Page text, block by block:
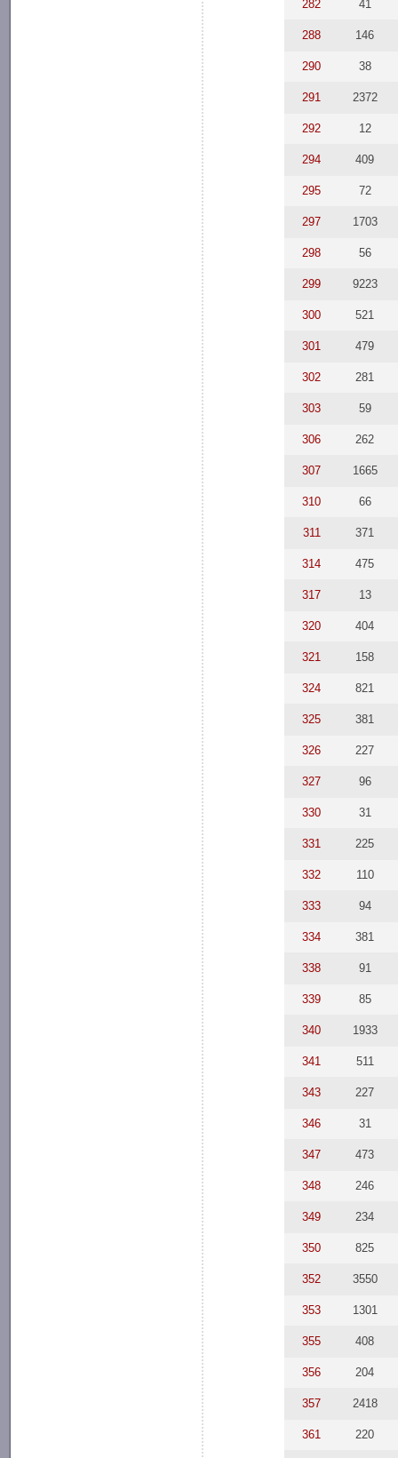
282 41
288 146
290 38
291 2372
292 12
294 409
295 72
297 1703
298 56
299 9223
300 521
301 479
302 281
303 59
306 262
307 1665
310 66
311 371
314 475
317 13
320 404
321 158
324 821
325 381
326 227
327 96
330 31
331 225
332 110
333 94
334 381
338 91
339 85
340 1933
341 511
343 227
346 31
347 473
348 246
349 234
350 825
352 3550
353 1301
355 408
356 204
357 2418
361 220